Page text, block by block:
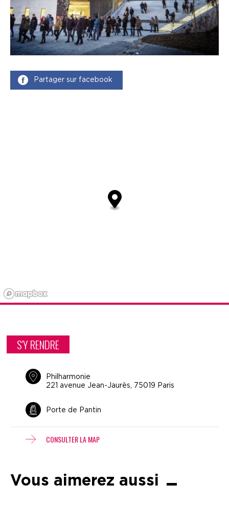
Partager sur facebook
S'Y RENDRE
Philharmonie
221 avenue Jean-Jaurès, 75019 Paris
Porte de Pantin
CONSULTER LA MAP
Vous aimerez aussi